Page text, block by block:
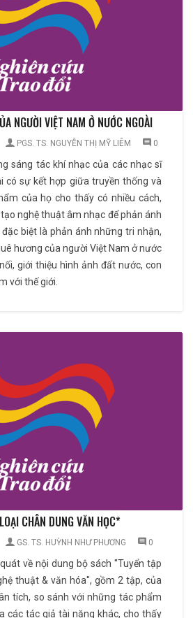
NGƯỜI VIỆT NAM Ở NƯỚC NGOÀI
PGS. TS. NGUYỄN THỊ MỸ LIÊM 0
sáng tác khí nhạc của các nhạc sĩ
có sự kết hợp giữa truyền thống và
của họ cho thấy có nhiều cách,
nghệ thuật âm nhạc để phản ánh
biệt là phản ánh những tri nhận,
hương của người Việt Nam ở nước
giới thiệu hình ảnh đất nước, con
với thế giới.
CHÂN DUNG VĂN HỌC*
GS. TS. HUỲNH NHƯ PHƯƠNG 0
về nội dung bộ sách ''Tuyển tập
thuật & văn hóa'', gồm 2 tập, của
tích, so sánh với những tác phẩm
các tác giả tài năng khác, cho thấy